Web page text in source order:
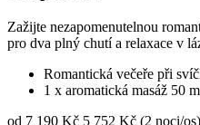
Zažijte nezapomenutelnou
pro dva plný chutí a relaxace v
Romantická večeře při
1 x aromatická masáž 50
od 7 190 Kč 5 752 Kč (2 noci/os)